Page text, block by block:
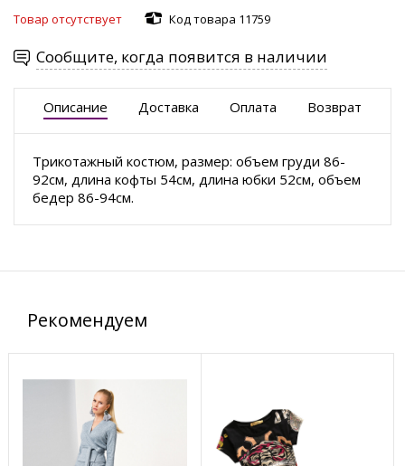
Товар отсутствует Код товара 11759
Сообщите, когда появится в наличии
Описание Доставка Оплата Возврат
Трикотажный костюм, размер: объем груди 86-
92см, длина кофты 54см, длина юбки 52см, объем
бедер 86-94см.
Рекомендуем